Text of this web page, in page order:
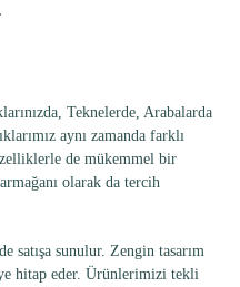
Teknelerde, Arabalarda
aynı zamanda farklı
de mükemmel bir
olarak da tercih
satışa sunulur. Zengin tasarım
hitap eder. Ürünlerimizi tekli